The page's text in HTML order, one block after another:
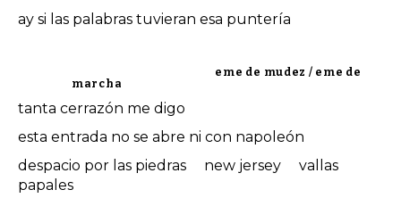
ay si las palabras tuvieran esa puntería
eme de mudez / eme de
marcha
tanta cerrazón me digo
esta entrada no se abre ni con napoleón
despacio por las piedras new jersey vallas
papales